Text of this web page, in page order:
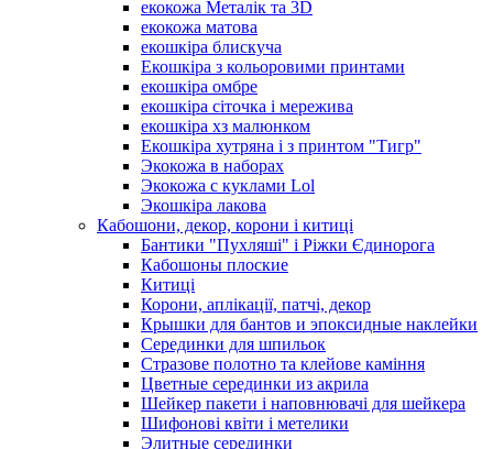
екокожа Металік та 3D
екокожа матова
екошкіра блискуча
Екошкіра з кольоровими принтами
екошкіра омбре
екошкіра сіточка і мережива
екошкіра хз малюнком
Екошкіра хутряна і з принтом "Тигр"
Экокожа в наборах
Экокожа с куклами Lol
Экошкiра лакова
Кабошони, декор, корони і китиці
Бантики "Пухляші" і Ріжки Єдинорога
Кабошоны плоские
Китиці
Корони, аплікації, патчі, декор
Крышки для бантов и эпоксидные наклейки
Серединки для шпильок
Стразове полотно та клейове каміння
Цветные серединки из акрила
Шейкер пакети і наповнювачі для шейкера
Шифонові квіти і метелики
Элитные серединки